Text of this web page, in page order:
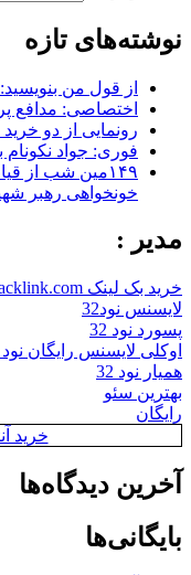
نوشته‌های تازه
از قول من
اختصاصی: مدافع
رونمایی از دو
فوری: جواد
۱۴۹مین شب از
خونخواهی رهبر
مدیر :
خرید بک لینک behtarinbacklink.com
لایسنس نود32
پسورد نود 32
اوکلی لایسنس رایگان نود 32
همیار نود 32
بهترین سئو
رایگان
خرید
آخرین دیدگاه‌ها
بایگانی‌ها